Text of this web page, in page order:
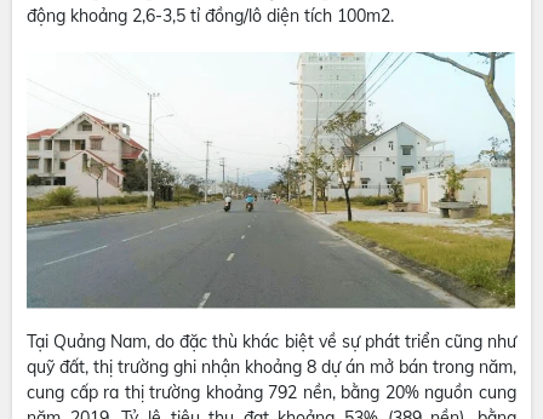
động khoảng 2,6-3,5 tỉ đồng/lô diện tích 100m2.
Tại Quảng Nam, do đặc thù khác biệt về sự phát triển cũng như
quỹ đất, thị trường ghi nhận khoảng 8 dự án mở bán trong năm,
cung cấp ra thị trường khoảng 792 nền, bằng 20% nguồn cung